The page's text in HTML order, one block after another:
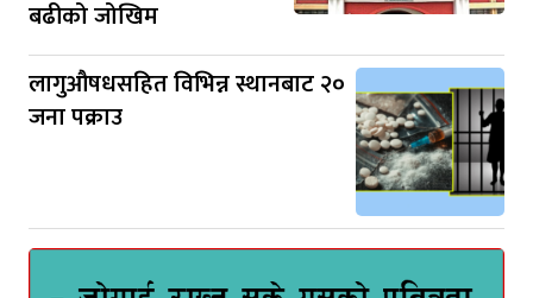
बढीको जोखिम
लागुऔषधसहित विभिन्न स्थानबाट २०
जना पक्राउ